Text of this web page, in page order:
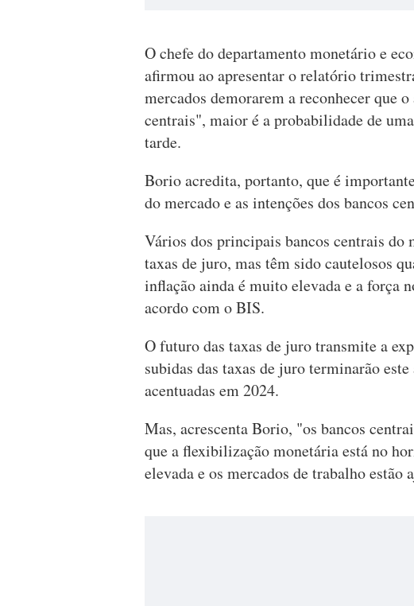
O chefe do departamento monetário e
afirmou ao apresentar o relatório
mercados demorarem a reconhecer que
centrais", maior é a probabilidade de
tarde.
Borio acredita, portanto, que é
do mercado e as intenções dos bancos
Vários dos principais bancos centrais do
taxas de juro, mas têm sido cautelosos
inflação ainda é muito elevada e a força
acordo com o BIS.
O futuro das taxas de juro transmite a
subidas das taxas de juro terminarão
acentuadas em 2024.
Mas, acrescenta Borio, "os bancos
que a flexibilização monetária está no
elevada e os mercados de trabalho estão